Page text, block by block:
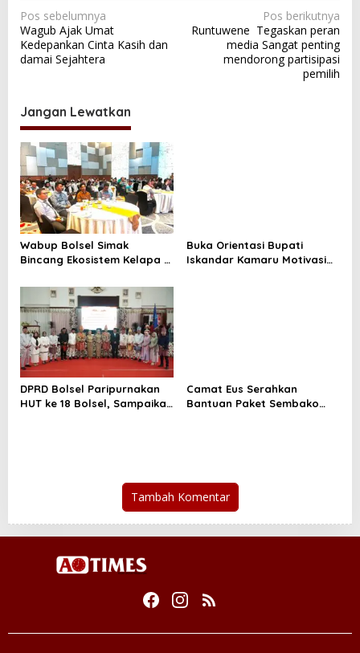
N
a
v
g
a
s
i
p
o
s
Pos sebelumnya
Wagub Ajak Umat
Kedepankan Cinta Kasih dan
damai Sejahtera
Pos berikutnya
Runtuwene Tegaskan peran
media Sangat penting
mendorong partisipasi
pemilih
Jangan Lewatkan
Wabup Bolsel Simak
Bincang Ekosistem Kelapa di
Sulut
Buka Orientasi Bupati
Iskandar Kamaru Motivasi
DPRD Bolsel Paripurnakan
HUT ke 18 Bolsel, Sampaikan
Camat Eus Serahkan
Bantuan Paket Sembako
Tambah Komentar